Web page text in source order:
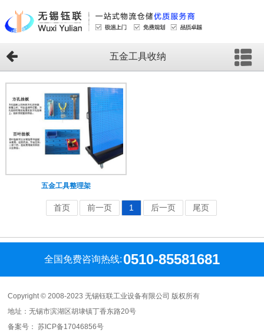
五金工具收纳
五金工具整理架
首页 前一页 1 后一页 尾页
全国免费咨询热线: 0510-85581681
Copyright © 2008-2023 无锡钰联工业设备有限公司 版权所有
地址：无锡市滨湖区胡埭镇丁香东路20号
备案号：苏ICP备17046856号